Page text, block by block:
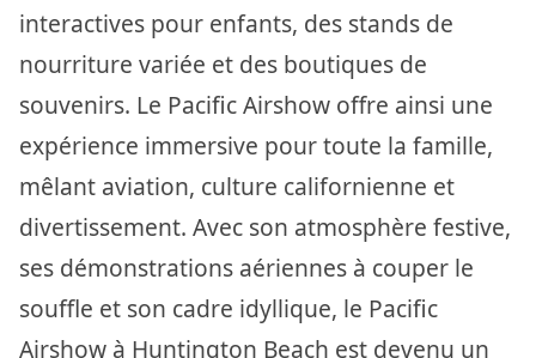
interactives pour enfants, des stands de
nourriture variée et des boutiques de
souvenirs. Le Pacific Airshow offre ainsi une
expérience immersive pour toute la famille,
mêlant aviation, culture californienne et
divertissement. Avec son atmosphère festive,
ses démonstrations aériennes à couper le
souffle et son cadre idyllique, le Pacific
Airshow à Huntington Beach est devenu un